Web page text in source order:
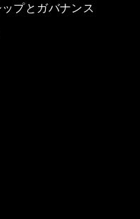
プとガバナンス